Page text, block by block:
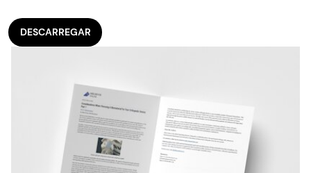
DESCARREGAR